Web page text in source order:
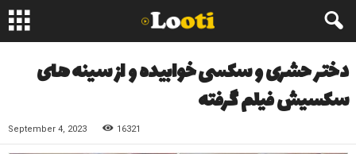
دختر حشری و سکسی خوابیده و از سینه های
سکسیش فیلم گرفته
September 4, 2023 16321